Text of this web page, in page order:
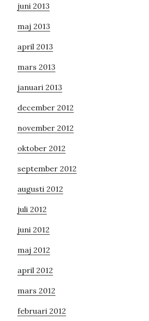
juni 2013
maj 2013
april 2013
mars 2013
januari 2013
december 2012
november 2012
oktober 2012
september 2012
augusti 2012
juli 2012
juni 2012
maj 2012
april 2012
mars 2012
februari 2012